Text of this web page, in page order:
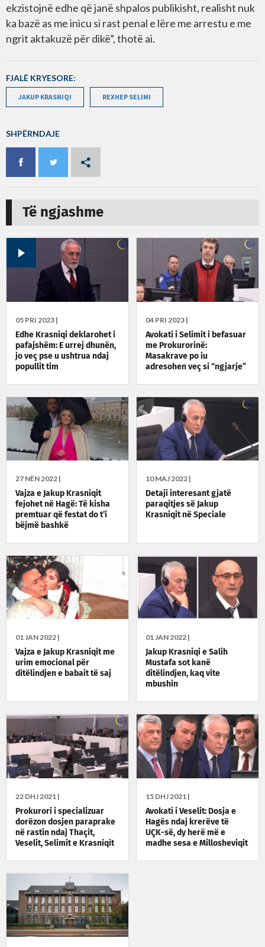
ekzistojnë edhe që janë shpalos publikisht, realisht nuk
ka bazë as me inicu si rast penal e lëre me arrestu e me
ngrit aktakuzë për dikë”, thotë ai.
FJALË KRYESORE:
JAKUP KRASNIQI REXHEP SELIMI
SHPËRNDAJE
Të ngjashme
05 PRI 2023 |
Edhe Krasniqi deklarohet i
pafajshëm: E urrej dhunën,
jo veç pse u ushtrua ndaj
popullit tim
04 PRI 2023 |
Avokati i Selimit i befasuar
me Prokurorinë:
Masakrave po iu
adresohen veç si “ngjarje”
27 NËN 2022 |
Vajza e Jakup Krasniqit
fejohet në Hagë: Të kisha
premtuar që festat do t’i
bëjmë bashkë
10 MAJ 2022 |
Detaji interesant gjatë
paraqitjes së Jakup
Krasniqit në Speciale
01 JAN 2022 |
Vajza e Jakup Krasniqit me
urim emocional për
ditëlindjen e babait të saj
01 JAN 2022 |
Jakup Krasniqi e Salih
Mustafa sot kanë
ditëlindjen, kaq vite
mbushin
22 DHJ 2021 |
Prokurori i specializuar
dorëzon dosjen paraprake
në rastin ndaj Thaçit,
Veselit, Selimit e Krasniqit
15 DHJ 2021 |
Avokati i Veselit: Dosja e
Hagës ndaj krerëve të
UÇK-së, dy herë më e
madhe sesa e Millosheviqit